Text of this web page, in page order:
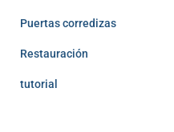
Puertas corredizas
Restauración
tutorial